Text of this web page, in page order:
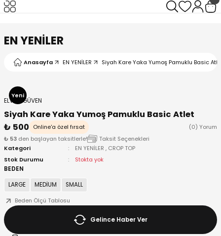
EN YENİLER
Anasayfa EN YENİLER Siyah Kare Yaka Yumoş Pamuklu Basic
Yeni
ELVAN GÜVEN
Siyah Kare Yaka Yumoş Pamuklu Basic Atlet
₺ 500
Online'a özel fırsat
(0) Yorum
₺ 53 den başlayan taksitlerle!
Taksit Seçenekleri
Kategori
EN YENİLER , CROP TOP
Stok Durumu
Stokta yok
BEDEN
LARGE
MEDİUM
SMALL
Beden Ölçü Tablosu
Gelince Haber Ver
Geri Dön
Geri Dön
Geri Dön
Geri Dön